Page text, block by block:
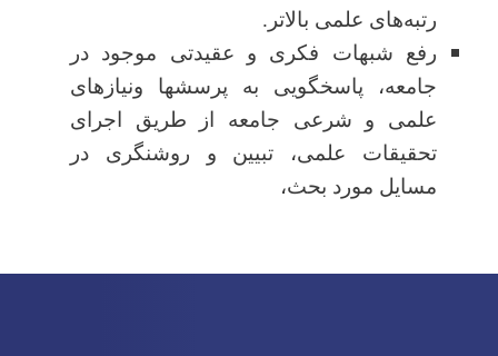
رتبه‌های علمی بالاتر.
رفع شبهات فکری و عقیدتی موجود در
جامعه، پاسخگویی به پرسشها ونیازهای
علمی و شرعی جامعه از طریق اجرای
تحقیقات علمی، تبیین و روشنگری در
مسایل مورد بحث،